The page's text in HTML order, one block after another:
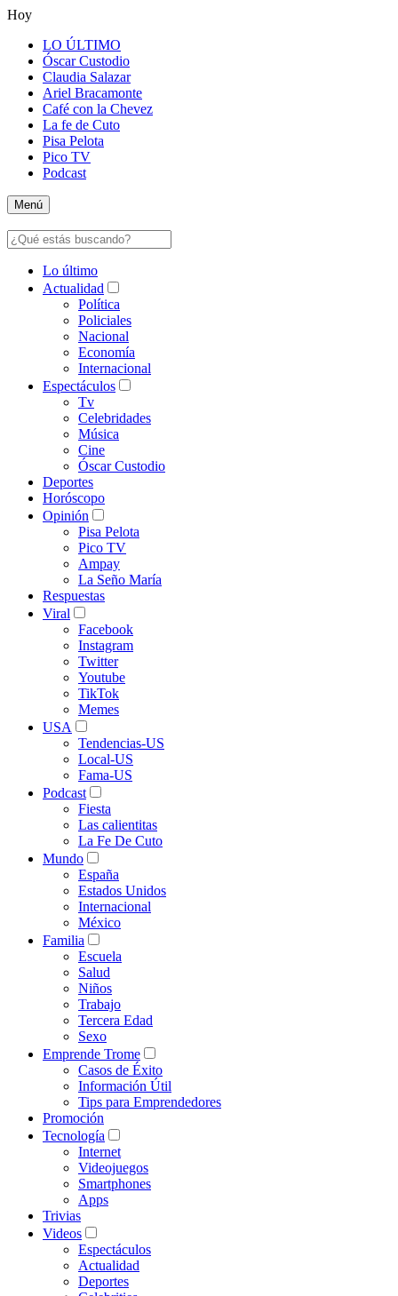
Hoy
LO ÚLTIMO
Óscar Custodio
Claudia Salazar
Ariel Bracamonte
Café con la Chevez
La fe de Cuto
Pisa Pelota
Pico TV
Podcast
Menú
Lo último
Actualidad
Política
Policiales
Nacional
Economía
Internacional
Espectáculos
Tv
Celebridades
Música
Cine
Óscar Custodio
Deportes
Horóscopo
Opinión
Pisa Pelota
Pico TV
Ampay
La Seño María
Respuestas
Viral
Facebook
Instagram
Twitter
Youtube
TikTok
Memes
USA
Tendencias-US
Local-US
Fama-US
Podcast
Fiesta
Las calientitas
La Fe De Cuto
Mundo
España
Estados Unidos
Internacional
México
Familia
Escuela
Salud
Niños
Trabajo
Tercera Edad
Sexo
Emprende Trome
Casos de Éxito
Información Útil
Tips para Emprendedores
Promoción
Tecnología
Internet
Videojuegos
Smartphones
Apps
Trivias
Videos
Espectáculos
Actualidad
Deportes